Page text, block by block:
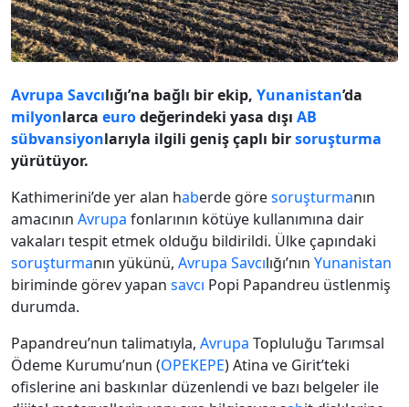
Avrupa Savcılığı’na bağlı bir ekip, Yunanistan’da
milyonlarca eurodeğerindeki yasa dışı AB
sübvansiyonlarıyla ilgili geniş çaplı birsoruşturma
yürütüyor.
Kathimerini’de yer alan haberde göresoruşturmanın
amacının Avrupa fonlarının kötüye kullanımına dair
vakaları tespit etmek olduğu bildirildi. Ülke çapındaki
soruşturmanın yükünü, Avrupa Savcılığı’nın Yunanistan
biriminde görev yapan savcı Popi Papandreu üstlenmiş
durumda.
Papandreu’nun talimatıyla, Avrupa Topluluğu Tarımsal
Ödeme Kurumu’nun (OPEKEPE) Atina ve Girit’teki
ofislerine ani baskınlar düzenlendi ve bazı belgeler ile